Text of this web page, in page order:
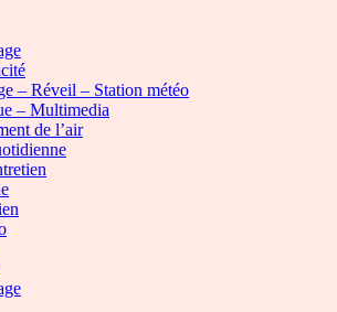
– Réveil – Station météo
– Multimedia
de l’air